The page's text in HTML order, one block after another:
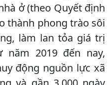
ở (theo Quyết định
thành phong trào sôi
làm lan tỏa giá trị
năm 2019 đến nay,
động nguồn lực xã